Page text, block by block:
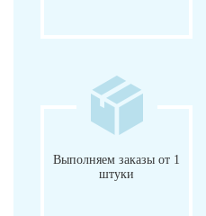
Выполняем заказы от 1
штуки